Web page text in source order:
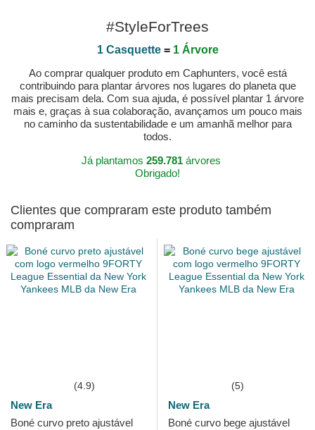
#StyleForTrees
1 Casquette= 1 Árvore
Ao comprar qualquer produto em Caphunters, você está
contribuindo para plantar árvores nos lugares do planeta que
mais precisam dela. Com sua ajuda, é possível plantar 1 árvore
mais e, graças à sua colaboração, avançamos um pouco mais
no caminho da sustentabilidade e um amanhã melhor para
todos.
Já plantamos 259.781árvores
Obrigado!
Clientes que compraram este produto também
compraram
(4.9)
New Era
Boné curvo preto ajustável
(5)
New Era
Boné curvo bege ajustável